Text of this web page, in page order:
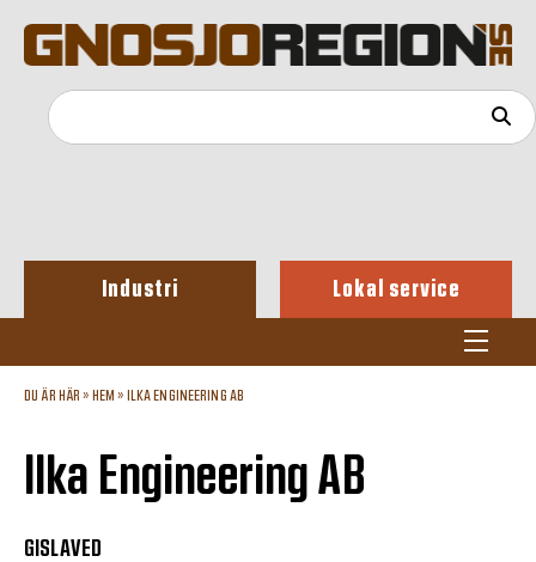
Industri Lokal service
DU ÄR HÄR » HEM » ILKA ENGINEERING AB
Ilka Engineering AB
GISLAVED